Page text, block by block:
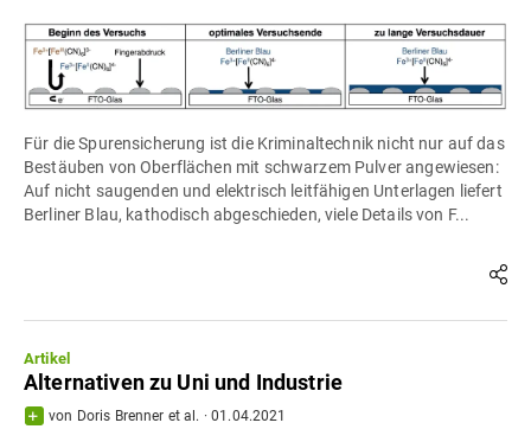
Für die Spurensicherung ist die Kriminaltechnik nicht nur auf das
Bestäuben von Oberflächen mit schwarzem Pulver angewiesen:
Auf nicht saugenden und elektrisch leitfähigen Unterlagen liefert
Berliner Blau, kathodisch abgeschieden, viele Details von F...
Artikel
Alternativen zu Uni und Industrie
von Doris Brenner et al. ·01.04.2021